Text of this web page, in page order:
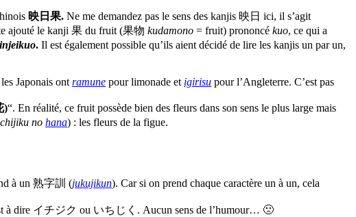
映日果. Ne me demandez pas le sens des kanjis 映日 ici, il s’agit
ajouté le kanji 果 du fruit (果物 kudamono = fruit) prononcé kuo, ce qui a
. Il est également possible qu’ils aient décidé de lire les kanjis un par un,
Japonais ontramune pour limonade et igirisu pour l’Angleterre. C’est pas
)“. En réalité, ce fruit possède bien des fleurs dans son sens le plus large mais
no hana) : les fleurs de la figue.
à un 熟字訓 (jukujikun). Car si on prend chaque caractère un à un, cela
à dire イチジク ou いちじく. Aucun sens de l’humour… 🙁